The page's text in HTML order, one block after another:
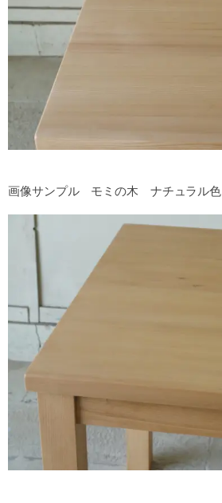
画像サンプル モミの木 ナチュラル色